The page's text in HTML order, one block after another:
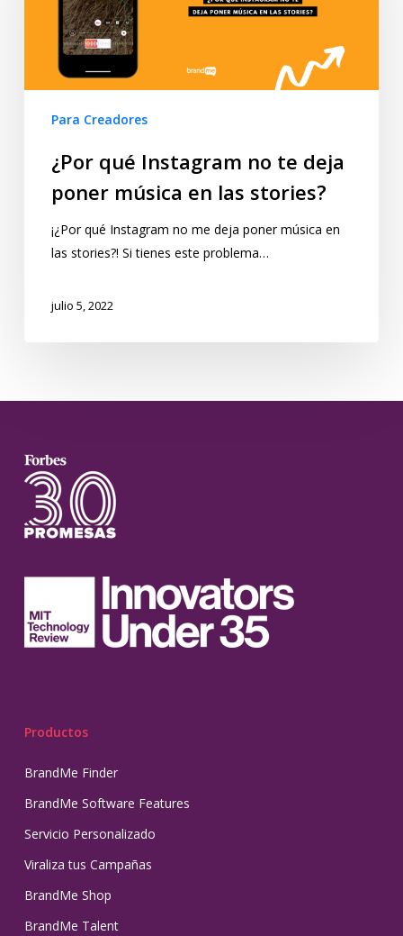
Para Creadores
¿Por qué Instagram no te deja
poner música en las stories?
¡¿Por qué Instagram no me deja poner música en
las stories?! Si tienes este problema…
julio 5, 2022
Productos
BrandMe Finder
BrandMe Software Features
Servicio Personalizado
Viraliza tus Campañas
BrandMe Shop
BrandMe Talent